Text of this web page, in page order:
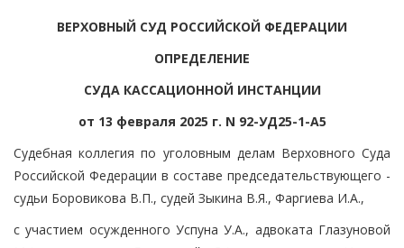
ВЕРХОВНЫЙ СУД РОССИЙСКОЙ ФЕДЕРАЦИИ
ОПРЕДЕЛЕНИЕ
СУДА КАССАЦИОННОЙ ИНСТАНЦИИ
от 13 февраля 2025 г. N 92-УД25-1-А5
Судебная коллегия по уголовным делам Верховного Суда
Российской Федерации в составе председательствующего -
судьи Боровикова В.П., судей Зыкина В.Я., Фаргиева И.А.,
с участием осужденного Успуна У.А., адвоката Глазуновой